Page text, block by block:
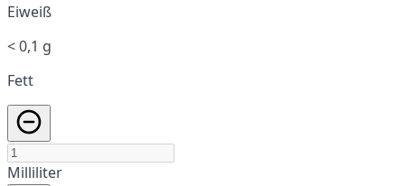
Eiweiß
< 0,1 g
Fett
Milliliter